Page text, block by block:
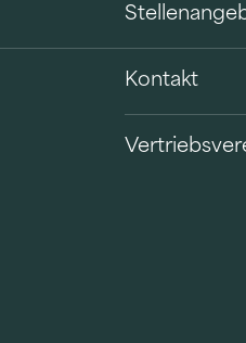
Kontakt